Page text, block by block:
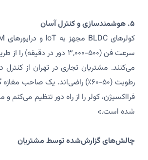
۵. هوشمندسازی و کنترل آسان
سرعت فن (۵۰۰-۳,۰۰۰ دور در
رطوبت (۵۰-۶۰٪) راضی‌اند. یک صاحب
شده است.»
چالش‌های گزارش‌شده توسط مشتریان